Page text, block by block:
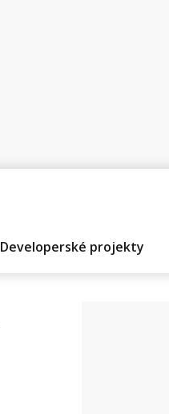
Developerské projekty